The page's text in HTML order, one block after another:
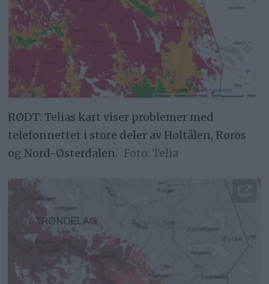
RØDT: Telias kart viser problemer med
telefonnettet i store deler av Holtålen, Røros
og Nord-Østerdalen.
Telia